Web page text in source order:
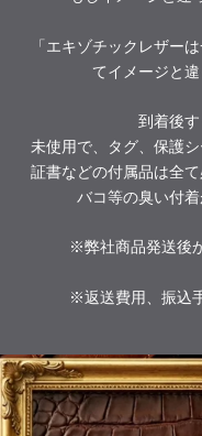
「エキゾチックレザー
てイメージと
到着後す
未使用で、タグ、保護
証書などの付属品は全
バコ等の臭い付
※弊社商品発送後
※返送費用、振込